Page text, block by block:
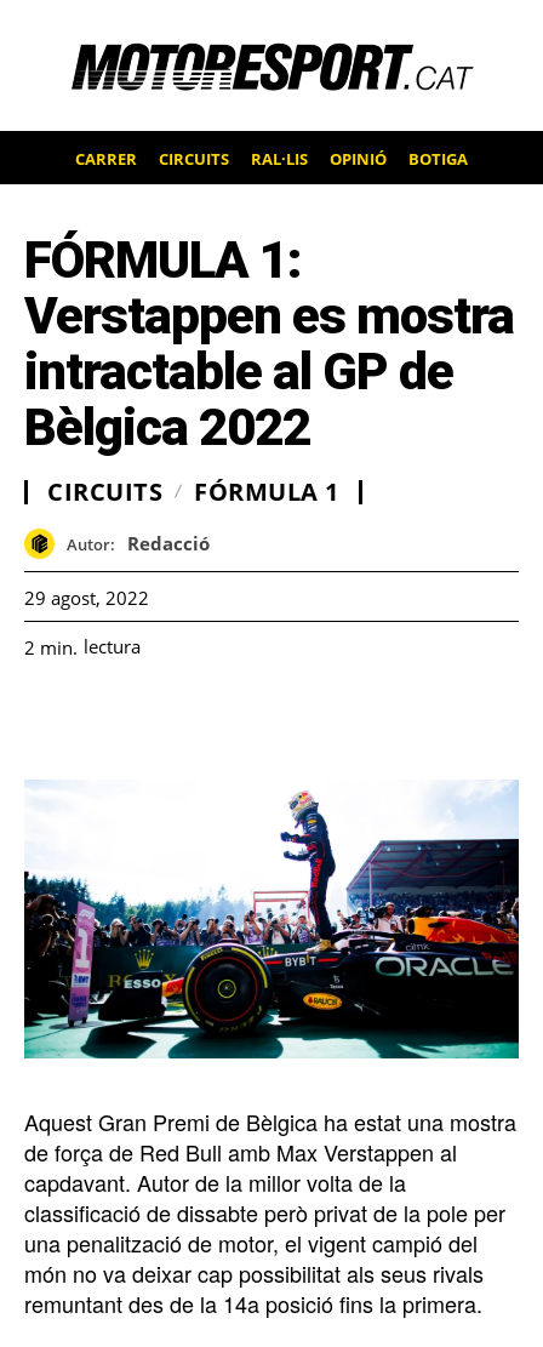
CARRER CIRCUITS RAL·LIS OPINIÓ BOTIGA
FÓRMULA 1:
Verstappen es mostra
intractable al GP de
Bèlgica 2022
CIRCUITS FÓRMULA 1
Autor: Redacció
29 agost, 2022
2 min. lectura
Aquest Gran Premi de Bèlgica ha estat una mostra
de força de Red Bull amb Max Verstappen al
capdavant. Autor de la millor volta de la
classificació de dissabte però privat de la pole per
una penalització de motor, el vigent campió del
món no va deixar cap possibilitat als seus rivals
remuntant des de la 14a posició fins la primera.